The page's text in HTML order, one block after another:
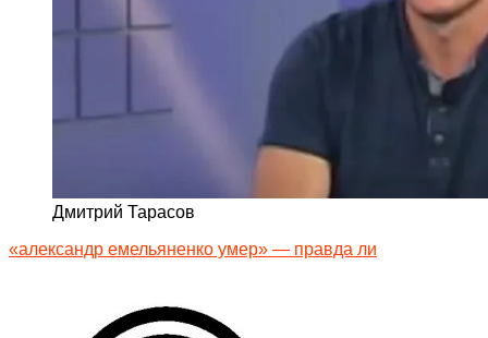
Дмитрий Тарасов
«александр емельяненко умер» — правда ли